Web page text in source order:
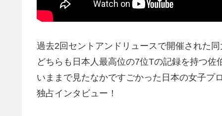
過去2回セントアンドリュースで開催された
どちらも日本人最高位の7位Tの記録を持つ佐
いままで見たなかですごかった日本の女子プ
独占インタビュー！